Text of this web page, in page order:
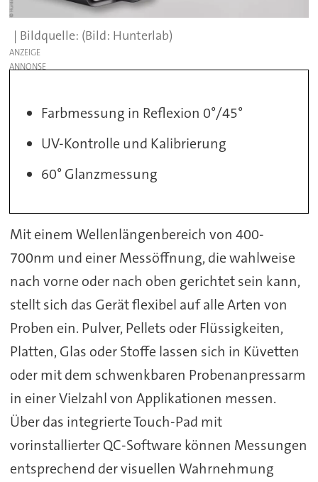
(Bild: Hunterlab)
ANZEIGE
Farbmessung in Reflexion 0°/45°
UV-Kontrolle und Kalibrierung
60° Glanzmessung
Mit einem Wellenlängenbereich von 400-
700nm und einer Messöffnung, die wahlweise
nach vorne oder nach oben gerichtet sein kann,
stellt sich das Gerät flexibel auf alle Arten von
Proben ein. Pulver, Pellets oder Flüssigkeiten,
Platten, Glas oder Stoffe lassen sich in Küvetten
oder mit dem schwenkbaren Probenanpressarm
in einer Vielzahl von Applikationen messen.
Über das integrierte Touch-Pad mit
vorinstallierter QC-Software können Messungen
entsprechend der visuellen Wahrnehmung